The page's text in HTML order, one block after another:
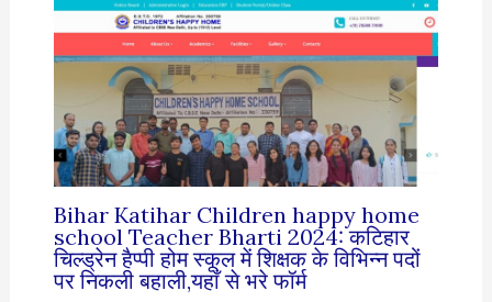
Bihar Katihar Children happy home
school Teacher Bharti 2024: कटिहार
चिल्ड्रेन हैप्पी होम स्कूल में शिक्षक के विभिन्न पदों
पर निकली बहाली,यहाँ से भरे फॉर्म